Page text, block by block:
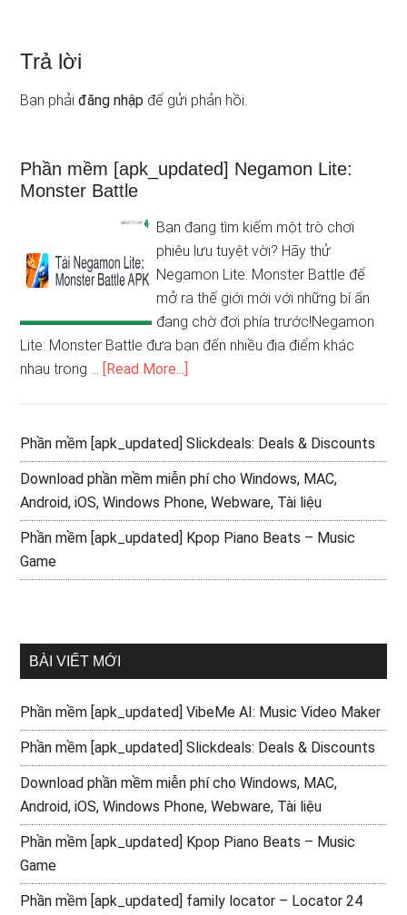
Trả lời
Bạn phảiđăng nhập để gửi phản hồi.
Phần mềm [apk_updated] Negamon Lite:
Monster Battle
Bạn đang tìm kiếm một trò chơi
phiêu lưu tuyệt vời? Hãy thử
Negamon Lite: Monster Battle để
mở ra thế giới mới với những bí ẩn
đang chờ đợi phía trước!Negamon
Lite: Monster Battle đưa bạn đến nhiều địa điểm khác
nhau trong … [Read More...]
Phần mềm [apk_updated] Slickdeals: Deals & Discounts
Download phần mềm miễn phí cho Windows, MAC,
Android, iOS, Windows Phone, Webware, Tài liệu
Phần mềm [apk_updated] Kpop Piano Beats – Music
Game
BÀI VIẾT MỚI
Phần mềm [apk_updated] VibeMe AI: Music Video Maker
Phần mềm [apk_updated] Slickdeals: Deals & Discounts
Download phần mềm miễn phí cho Windows, MAC,
Android, iOS, Windows Phone, Webware, Tài liệu
Phần mềm [apk_updated] Kpop Piano Beats – Music
Game
Phần mềm [apk_updated] family locator – Locator 24